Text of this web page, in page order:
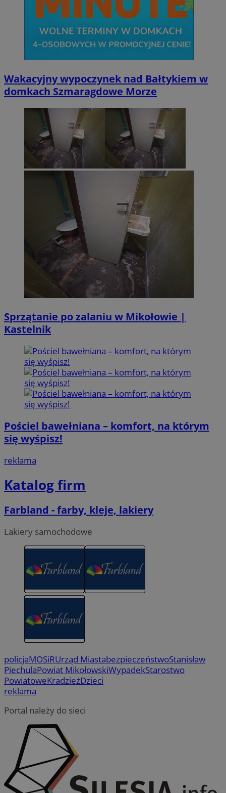
Wakacyjny wypoczynek nad Bałtykiem w
domkach Szmaragdowe Morze
Sprzątanie po zalaniu w Mikołowie |
Kastelnik
Pościel bawełniana – komfort, na którym
się wyśpisz!
reklama
Katalog firm
Farbland - farby, kleje, lakiery
Lakiery samochodowe
policjaMOSiRUrząd MiastabezpieczeństwoStanisław
PiechulaPowiat MikołowskiWypadekStarostwo
PowiatoweKradzieżDzieci
reklama
Portal należy do sieci